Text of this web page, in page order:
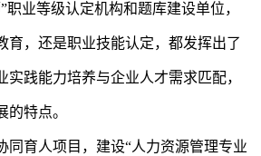
职业等级认定机构和题库建设单位，
育，还是职业技能认定，都发挥出了
实践能力培养与企业人才需求匹配，
特点。
同育人项目，建设“人力资源管理专业